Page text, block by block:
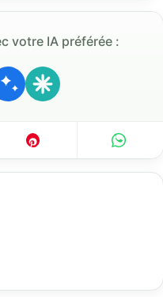
votre IA préférée :